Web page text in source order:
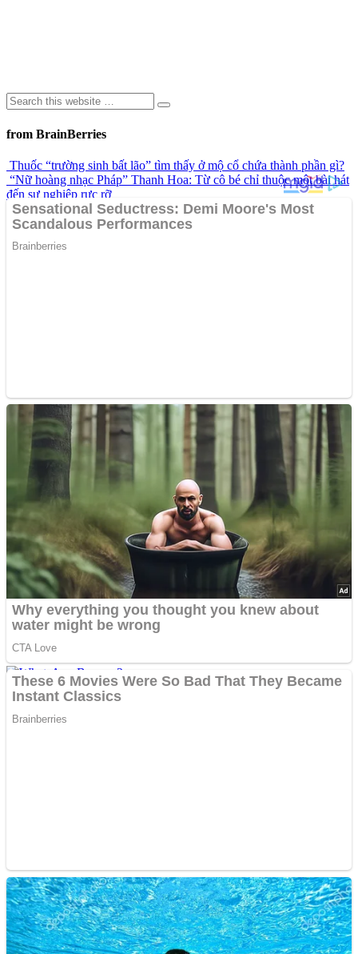
from BrainBerries
Thuốc “trường sinh bất lão” tìm thấy ở mộ cổ chứa thành phần gì?
“Nữ hoàng nhạc Pháp” Thanh Hoa: Từ cô bé chỉ thuộc một bài hát
đến sự nghiệp rực rỡ
Khoảnh khắc chiếc ô tô bị nước lũ dữ dội cuốn trôi khi cây cầu bị
sập gây chú ý trên mạng xã hội
Ngôn Ngữ Của Đôi Môi: Có Thể Bạn Chưa Biết!